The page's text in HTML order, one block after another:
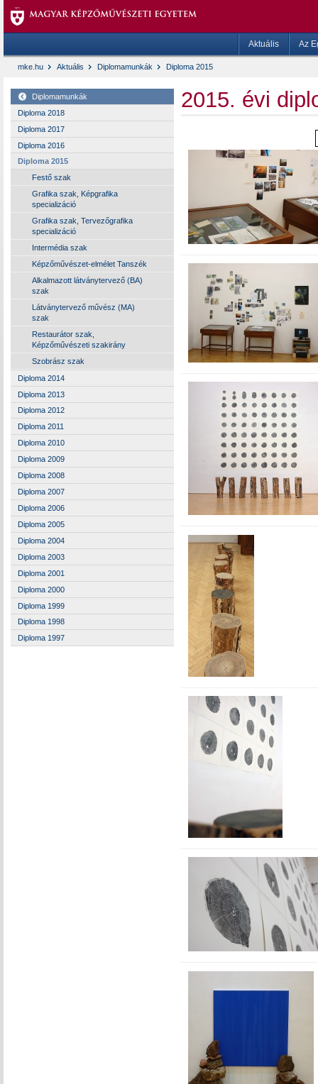
Aktuális Az
mke.hu Aktuális Diplomamunkák Diploma 2015
Diplomamunkák
Diploma 2018
Diploma 2017
Diploma 2016
Diploma 2015
Festő szak
Grafika szak, Képgrafika
specializáció
Grafika szak, Tervezőgrafika
specializáció
Intermédia szak
Képzőművészet-elmélet Tanszék
Alkalmazott látványtervező (BA)
szak
Látványtervező művész (MA)
szak
Restaurátor szak,
Képzőművészeti szakirány
Szobrász szak
Diploma 2014
Diploma 2013
Diploma 2012
Diploma 2011
Diploma 2010
Diploma 2009
Diploma 2008
Diploma 2007
Diploma 2006
Diploma 2005
Diploma 2004
Diploma 2003
Diploma 2001
Diploma 2000
Diploma 1999
Diploma 1998
Diploma 1997
2015. évi